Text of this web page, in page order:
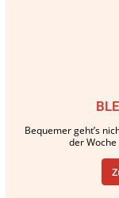
Bequemer geht’s
der